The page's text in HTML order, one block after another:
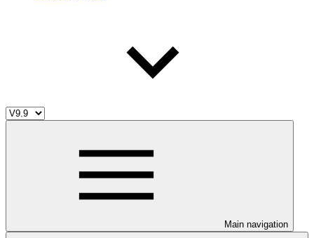
Main navigation